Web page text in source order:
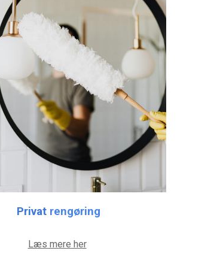
Privat rengøring
Læs mere her